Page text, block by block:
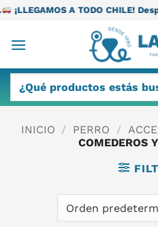
Saltar
contenido
TODO CHILE! Despacho de Lunes
por:
INICIO / PERRO /
COMEDEROS